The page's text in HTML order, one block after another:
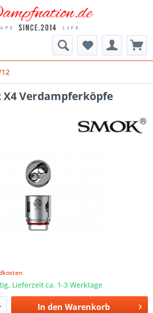
X4 Verdampferköpfe
Lieferzeit ca. 1-3 Werktage
In den Warenkorb